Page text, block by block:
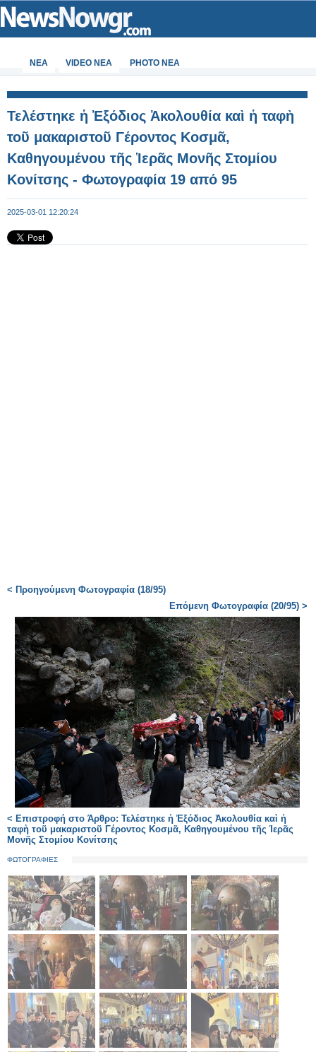
ΝΕΑ VIDEO NEA PHOTO NEA
Τελέστηκε ἡ Ἐξόδιος Ἀκολουθία καὶ ἡ ταφὴ
τοῦ μακαριστοῦ Γέροντος Κοσμᾶ,
Καθηγουμένου τῆς Ἱερᾶς Μονῆς Στομίου
Κονίτσης - Φωτογραφία 19 από 95
2025-03-01 12:20:24
< Προηγούμενη Φωτογραφία (18/95)
Επόμενη Φωτογραφία (20/95) >
< Επιστροφή στο Άρθρο: Τελέστηκε ἡ Ἐξόδιος Ἀκολουθία καὶ ἡ
ταφὴ τοῦ μακαριστοῦ Γέροντος Κοσμᾶ, Καθηγουμένου τῆς Ἱερᾶς
Μονῆς Στομίου Κονίτσης
ΦΩΤΟΓΡΑΦΙΕΣ